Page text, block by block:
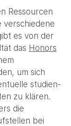
Ressourcen
verschiedene
es von der
das Honors
um sich
studien-
zu klären.
die
bei